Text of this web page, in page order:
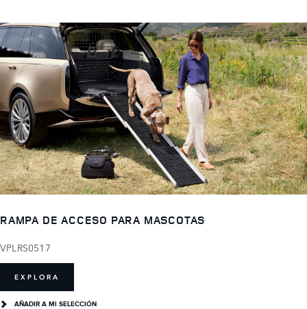
RAMPA DE ACCESO PARA MASCOTAS
VPLRS0517
EXPLORA
AÑADIR A MI SELECCIÓN